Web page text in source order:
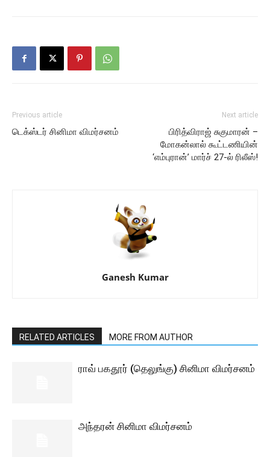
Previous article
டெக்ஸ்டர் சினிமா விமர்சனம்
Next article
பிரித்விராஜ் சுகுமாரன் –
மோகன்லால் கூட்டணியின்
‘எம்புரான்’ மார்ச் 27-ல் ரிலீஸ்!
Ganesh Kumar
RELATED ARTICLES MORE FROM AUTHOR
ராவ் பகதூர் (தெலுங்கு) சினிமா விமர்சனம்
அந்தரன் சினிமா விமர்சனம்